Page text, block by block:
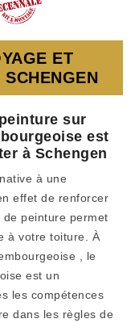
ET
sur
est
à Schengen
à une
effet de renforcer
de peinture permet
à votre toiture. À
, le
est un
les compétences
dans les règles de